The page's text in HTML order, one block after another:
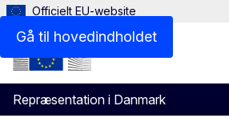
Gå til hovedindholdet
Officielt EU-website
Repræsentation i Danmark
Menu